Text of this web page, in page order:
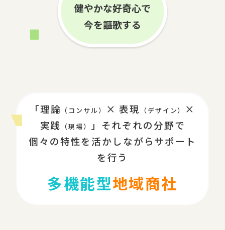
健やかな好奇心で
今を謳歌する
「理論 （コンサル） × 表現 （デザイン）
×
実践 （現場）
」それぞれの分野で
個々の特性を活かしながらサポート
を行う
多機能型地域商社